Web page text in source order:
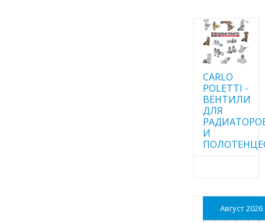
CARLO
POLETTI -
ВЕНТИЛИ
ДЛЯ
И
Август 2026